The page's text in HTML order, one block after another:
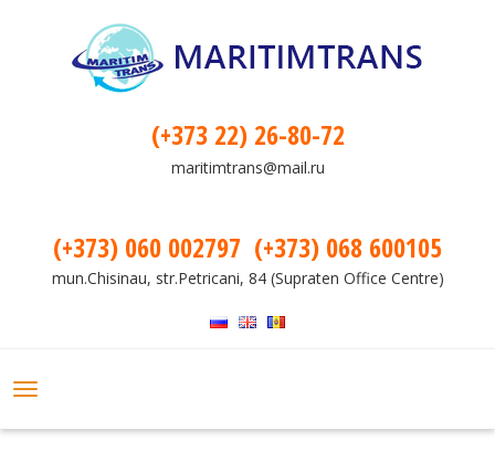
(+373 22) 26-80-72
maritimtrans@mail.ru
(+373) 060 002797 (+373) 068 600105
mun.Chisinau, str.Petricani, 84 (Supraten Office Centre)
Toggle